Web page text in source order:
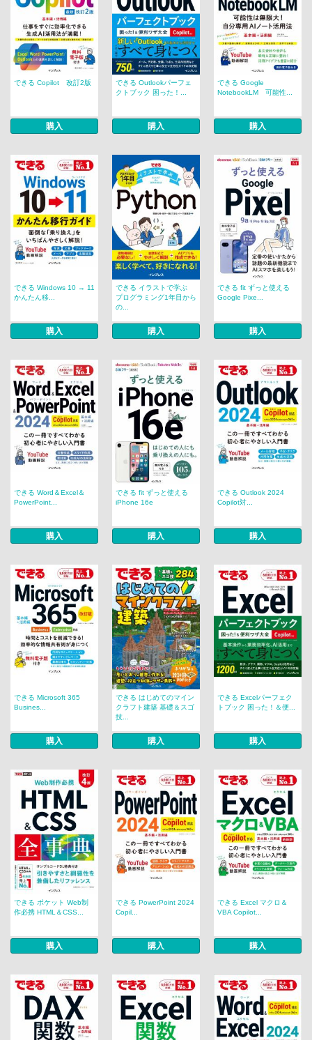
できる Copilot 改訂2版
購入
できる Outlookパーフェ
クトブック 困った！...
購入
できる Google
NotebookLM 可能性...
購入
できる Windows 10 → 11
かんたん移...
購入
できる イラストで学ぶ
プログラミング1年目から
の...
購入
できる fit ずっと使える
Google Pixe...
購入
できる Word＆Excel＆
PowerPoint...
購入
できる fit ずっと使える
iPhone 16e
購入
できる Outlook 2024
Copilot対...
購入
できる Microsoft 365
Busines...
購入
できる はじめてのマイン
クラフト建築 基礎＆スゴ
技...
購入
できる Excelパーフェク
トブック 困った！＆便...
購入
できる ポケット Web制
作必携 HTML＆CSS...
購入
できる PowerPoint 2024
Copil...
購入
できる Excel マクロ＆
VBA Copilot...
購入